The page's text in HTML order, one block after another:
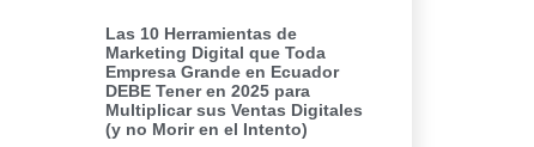
Las 10 Herramientas de
Marketing Digital que Toda
Empresa Grande en Ecuador
DEBE Tener en 2025 para
Multiplicar sus Ventas Digitales
(y no Morir en el Intento)